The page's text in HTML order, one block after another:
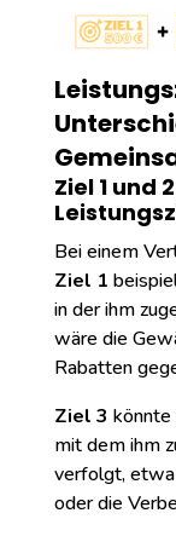
Ziel 1 und
Bei einem
Ziel 1
in der ihm
wäre die
Rabatten
Ziel 3 könnte
mit dem ihm
verfolgt,
oder die